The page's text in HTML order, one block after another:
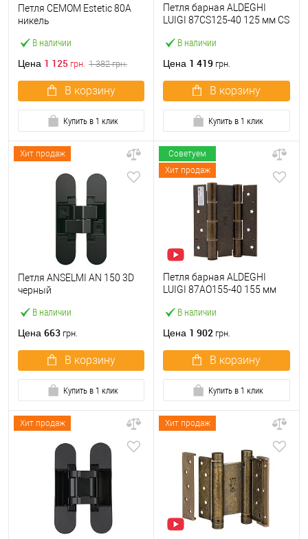
В наличии
Петля CEMOM Estetic 80A
никель
Цена 1 125 грн. 1 382грн.
В корзину
Купить в 1 клик
В наличии
Петля барная ALDEGHI
LUIGI 87CS125-40 125 мм CS
Цена 1 419 грн.
В корзину
Купить в 1 клик
Хит продаж
В наличии
Петля ANSELMI AN 150 3D
черный
Цена 663 грн.
В корзину
Купить в 1 клик
Советуем
Хит продаж
В наличии
Петля барная ALDEGHI
LUIGI 87AO155-40 155 мм
Цена 1 902 грн.
В корзину
Купить в 1 клик
Хит продаж Хит продаж